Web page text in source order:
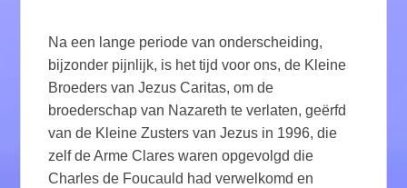
Na een lange periode van onderscheiding,
bijzonder pijnlijk, is het tijd voor ons, de Kleine
Broeders van Jezus Caritas, om de
broederschap van Nazareth te verlaten, geërfd
van de Kleine Zusters van Jezus in 1996, die
zelf de Arme Clares waren opgevolgd die
Charles de Foucauld had verwelkomd en